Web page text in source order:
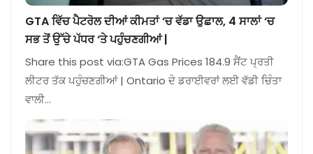
GTA ਵਿੱਚ ਪੈਟਰੋਲ ਦੀਆਂ ਕੀਮਤਾਂ ‘ਚ ਵੱਡਾ ਉਛਾਲ, 4 ਸਾਲਾਂ ‘ਚ
ਸਭ ਤੋਂ ਉੱਚੇ ਪੱਧਰ ‘ਤੇ ਪਹੁੰਚਣਗੀਆਂ |
Share this post via:GTA Gas Prices 184.9 ਸੈਂਟ ਪ੍ਰਤੀ
ਲੀਟਰ ਤੱਕ ਪਹੁੰਚਣਗੀਆਂ | Ontario ਦੇ ਡਰਾਈਵਰਾਂ ਲਈ ਵੱਡੀ ਚਿੰਤਾ
ਵਾਲੀ…